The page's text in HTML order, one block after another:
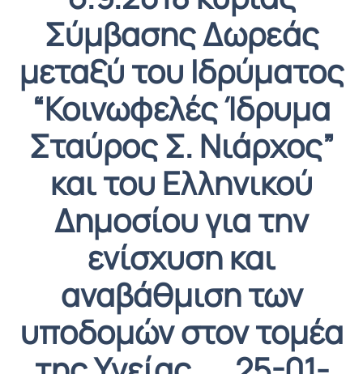
Σύμβασης Δωρεάς
μεταξύ του Ιδρύματος
“Κοινωφελές Ίδρυμα
Σταύρος Σ. Νιάρχος”
και του Ελληνικού
Δημοσίου για την
ενίσχυση και
αναβάθμιση των
υποδομών στον τομέα